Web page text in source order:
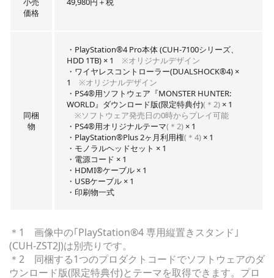
価格
同梱
物
・PlayStation®4 Pro本体 (CUH-7100シリーズ、
HDD 1TB) × 1 ※オリジナルデザイン
・ワイヤレスコントローラー(DUALSHOCK®4) ×
1 ※オリジナルデザイン
・PS4®用ソフトウェア『MONSTER HUNTER:
WORLD』ダウンロード版(限定特典付)(＊2) × 1
※ソフトウェア発売日の0時からプレイ可能
・PS4®用オリジナルテーマ(＊2) × 1
・PlayStation®Plus 2ヶ月利用権(＊4) × 1
・モノラルヘッドセット × 1
・電源コード × 1
・HDMI®ケーブル × 1
・USBケーブル × 1
・印刷物一式
＊1 画像中の｢PlayStation®4 専用縦置きスタンド｣
(CUH-ZST2J)は別売りです。
＊2 同梱する1つのプロダクトコードでソフトウェアのダ
ウンロード版(限定特典付)とテーマを取得できます。プロ